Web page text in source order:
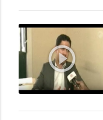
play_circle_outline